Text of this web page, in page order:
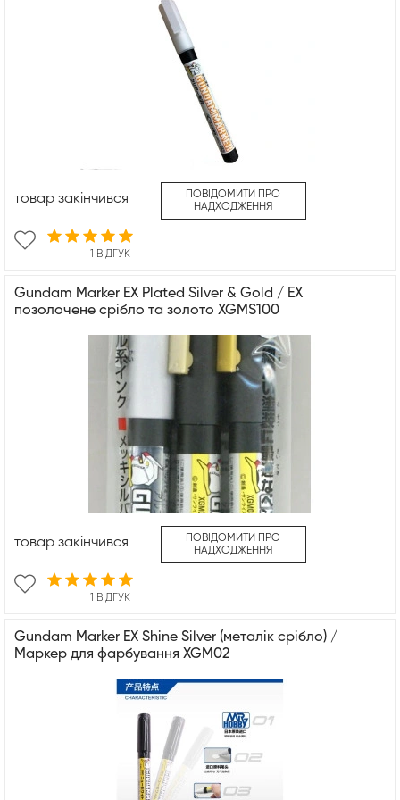
1 ВІДГУК
товар закінчився
ПОВІДОМИТИ ПРО
НАДХОДЖЕННЯ
Gundam Marker EX Plated Silver & Gold / EX
позолочене срібло та золото XGMS100
1 ВІДГУК
товар закінчився
ПОВІДОМИТИ ПРО
НАДХОДЖЕННЯ
Gundam Marker EX Shine Silver (металік срібло) /
Маркер для фарбування XGM02